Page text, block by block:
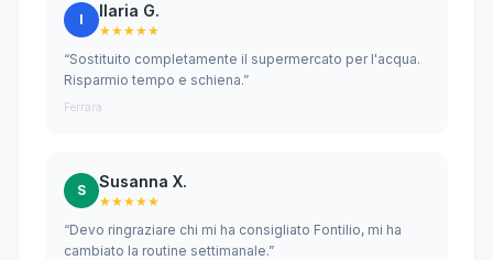
I Ilaria G.
★★★★★
“Sostituito completamente il supermercato per l'acqua.
Risparmio tempo e schiena.”
Ferrara
S Susanna X.
★★★★★
“Devo ringraziare chi mi ha consigliato Fontilio, mi ha
cambiato la routine settimanale.”